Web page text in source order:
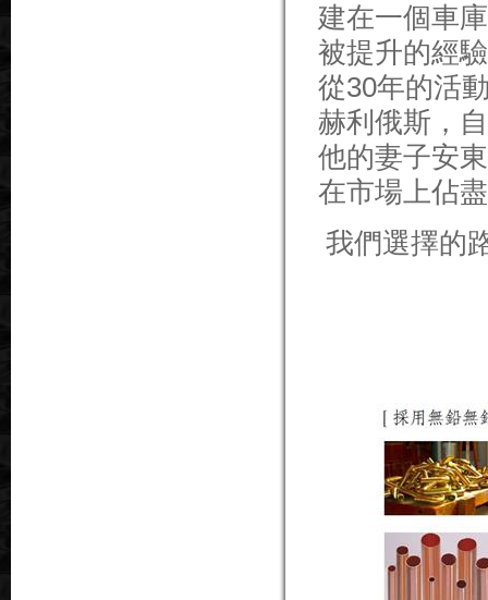
建在一個車
被提升的經驗
從30年的活
赫利俄斯 ，
他的妻子安
在市場上佔
我們選擇的